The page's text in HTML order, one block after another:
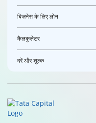
बिज़नेस के लिए लोन
कैलकुलेटर
दरें और शुल्क